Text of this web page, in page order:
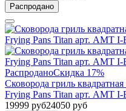
Распродано
РаспроданоСкидка 17%
Сковорода гриль
Frying Pans Titan арт. AMT I-
19999 руб24050 руб